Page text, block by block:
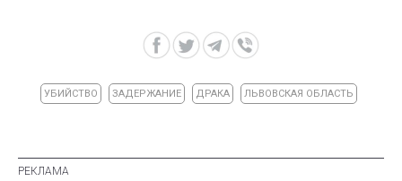
УБИЙСТВО ЗАДЕРЖАНИЕ ДРАКА ЛЬВОВСКАЯ ОБЛАСТЬ